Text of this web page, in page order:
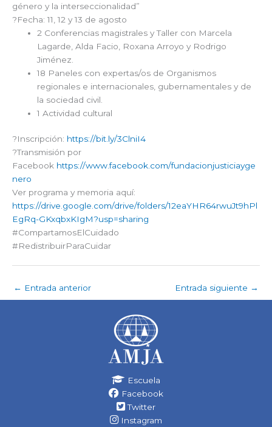
género y la interseccionalidad”
?️Fecha: 11, 12 y 13 de agosto
2 Conferencias magistrales y Taller con Marcela
Lagarde, Alda Facio, Roxana Arroyo y Rodrigo
Jiménez.
18 Paneles con expertas/os de Organismos
regionales e internacionales, gubernamentales y de
la sociedad civil.
1 Actividad cultural
?Inscripción: https://bit.ly/3ClniI4
?Transmisión por
Facebook https://www.facebook.com/fundacionjusticiayge
nero
Ver programa y memoria aquí:
https://drive.google.com/drive/folders/12eaYHR64rwuJt9hPl
EgRq-GKxqbxKIgM?usp=sharing
#CompartamosElCuidado
#RedistribuirParaCuidar
← Entrada anterior Entrada siguiente →
Escuela
Facebook
Twitter
Instagram